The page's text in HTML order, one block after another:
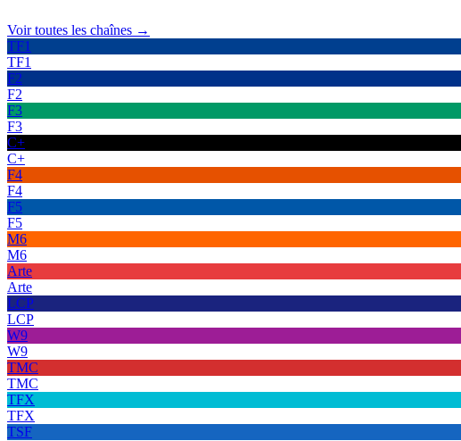
Voir toutes les chaînes →
TF1
TF1
F2
F2
F3
F3
C+
C+
F4
F4
F5
F5
M6
M6
Arte
Arte
LCP
LCP
W9
W9
TMC
TMC
TFX
TFX
TSF